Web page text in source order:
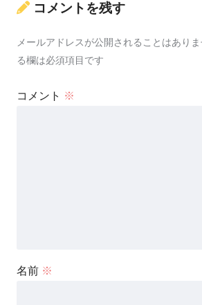
コメントを残す
メールアドレスが公開されることはありま
る欄は必須項目です
コメント ※
名前 ※